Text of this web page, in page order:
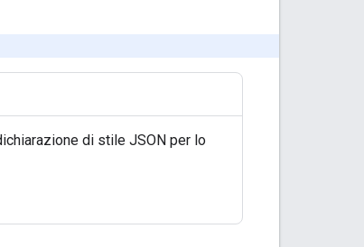
di stile JSON per lo